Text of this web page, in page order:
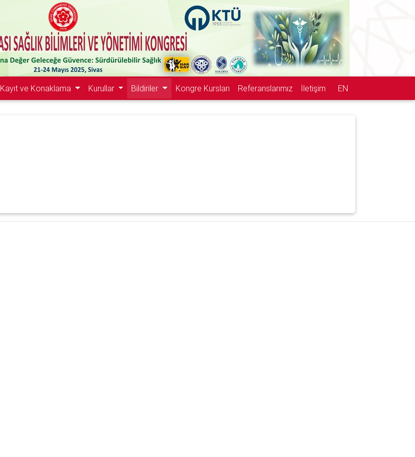
Kayıt ve Konaklama Kurullar Bildiriler Kongre Kursları Referanslarımız İletişim EN